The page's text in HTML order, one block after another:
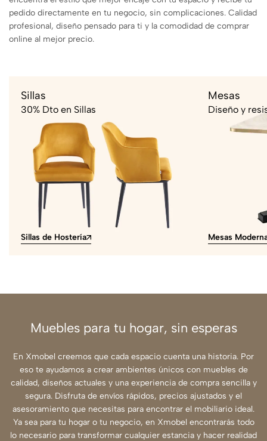
pedido directamente en tu negocio, sin complicaciones. Calidad
profesional, diseño pensado para ti y la comodidad de comprar
online al mejor precio.
Sillas
30% Dto en Sillas
Sillas de Hostería
Mesas
Diseño y
Mesas
Muebles para tu hogar, sin esperas
En Xmobel creemos que cada espacio cuenta una historia. Por
eso te ayudamos a crear ambientes únicos con muebles de
calidad, diseños actuales y una experiencia de compra sencilla y
segura. Disfruta de envíos rápidos, precios ajustados y el
asesoramiento que necesitas para encontrar el mobiliario ideal.
Ya sea para tu hogar o tu negocio, en Xmobel encontrarás todo
lo necesario para transformar cualquier estancia y hacer realidad